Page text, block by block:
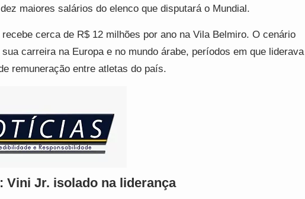
maiores salários do elenco que disputará o Mundial.
cerca de R$ 12 milhões por ano na Vila Belmiro. O cenário
carreira na Europa e no mundo árabe, períodos em que liderava
remuneração entre atletas do país.
Vini Jr. isolado na liderança